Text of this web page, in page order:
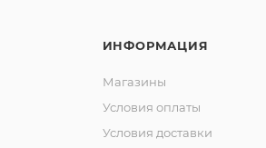
ИНФОРМАЦИЯ
Магазины
Условия оплаты
Условия доставки